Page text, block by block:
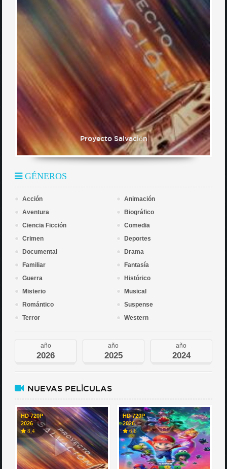
Proyecto Salvación
GÉNEROS
Acción
Animación
Aventura
Biográfico
Ciencia Ficción
Comedia
Crimen
Deportes
Documental
Drama
Familiar
Fantasía
Guerra
Histórico
Misterio
Musical
Romántico
Suspense
Terror
Western
año
2026
año
2025
año
2024
NUEVAS PELÍCULAS
HD 720P
2026
8,4
HD 720P
2026
6,6